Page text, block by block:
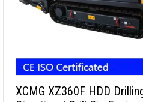
XCMG XZ360F HDD